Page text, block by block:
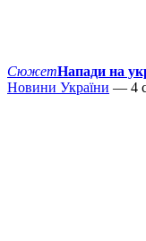
СюжетНапади на
Новини України — 4